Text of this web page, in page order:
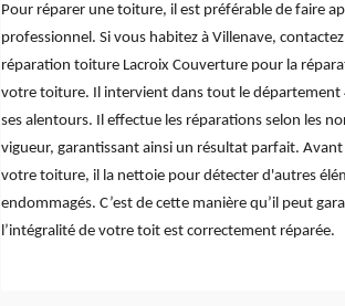
Pour réparer une toiture, il est préférable de faire
professionnel. Si vous habitez à Villenave,
réparation toiture Lacroix Couverture pour la
votre toiture. Il intervient dans tout le département
ses alentours. Il effectue les réparations selon les
vigueur, garantissant ainsi un résultat parfait.
votre toiture, il la nettoie pour détecter d'autres
endommagés. C’est de cette manière qu’il peut
l’intégralité de votre toit est correctement réparée.